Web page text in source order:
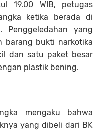
19.00 WIB, petugas
ketika berada di
Penggeledahan yang
barang bukti narkotika
dan satu paket besar
plastik bening.
mengaku bahwa
yang dibeli dari BK